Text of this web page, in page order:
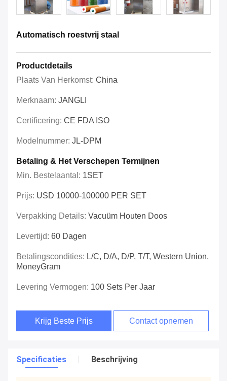
Automatisch roestvrij staal
Productdetails
Plaats Van Herkomst: China
Merknaam: JANGLI
Certificering: CE FDA ISO
Modelnummer: JL-DPM
Betaling & Het Verschepen Termijnen
Min. Bestelaantal: 1SET
Prijs: USD 10000-100000 PER SET
Verpakking Details: Vacuüm Houten Doos
Levertijd: 60 Dagen
Betalingscondities: L/C, D/A, D/P, T/T, Western Union,
MoneyGram
Levering Vermogen: 100 Sets Per Jaar
Krijg Beste Prijs Contact opnemen
Specificaties Beschrijving